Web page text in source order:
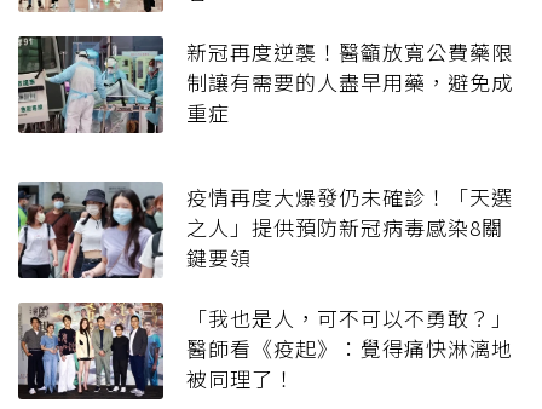
新冠再度逆襲！醫籲放寬公費藥限
制讓有需要的人盡早用藥，避免成
重症
疫情再度大爆發仍未確診！「天選
之人」提供預防新冠病毒感染8關
鍵要領
「我也是人，可不可以不勇敢？」
醫師看《疫起》：覺得痛快淋漓地
被同理了！